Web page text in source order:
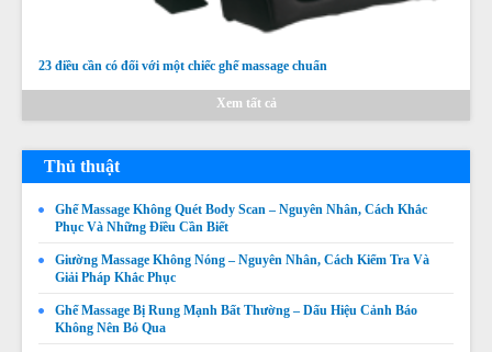
23 điều cần có đối với một chiếc ghế massage chuẩn
Xem tất cả
Thủ thuật
Ghế Massage Không Quét Body Scan – Nguyên Nhân, Cách Khắc
Phục Và Những Điều Cần Biết
Giường Massage Không Nóng – Nguyên Nhân, Cách Kiểm Tra Và
Giải Pháp Khắc Phục
Ghế Massage Bị Rung Mạnh Bất Thường – Dấu Hiệu Cảnh Báo
Không Nên Bỏ Qua